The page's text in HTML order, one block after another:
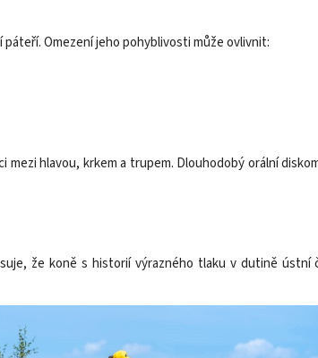
Omezení jeho pohyblivosti může ovlivnit:
hlavou, krkem a trupem. Dlouhodobý orální
že koně s historií výrazného tlaku v dutině ústní